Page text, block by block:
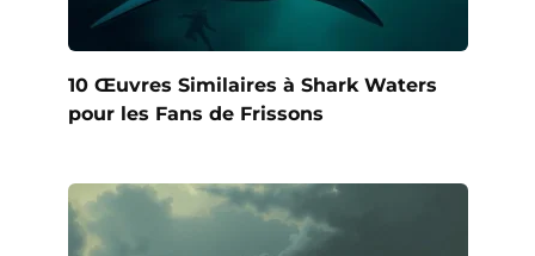
10 Œuvres Similaires à Shark Waters
pour les Fans de Frissons